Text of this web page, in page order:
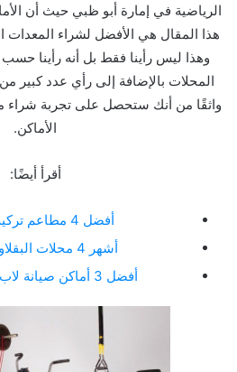
الرياضية في إمارة أبو ظبي حيث أن
هذا المقال هي الأفضل لشراء المعدات
وهذا ليس رأينا فقط بل أنه رأينا حسب
واثقًا من أنك ستحصل على تجربة شراء
الأماكن.
أقرأ أيضًا:
أفضل 4 مطاعم تركية في أبو ظبي
أشهر 4 محلات البقلاوة في أبو ظبي
أفضل 3 أماكن صيانة لاب توب في أبو ظبي